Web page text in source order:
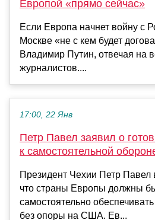
Европой «прямо сейчас»
Если Европа начнет войну с
Москве «не с кем будет
Владимир Путин, отвечая на
журналистов....
17:00, 22 Янв
Петр Павел заявил о
к самостоятельной
Президент Чехии Петр Павел
что страны Европы должны
самостоятельно
без опоры на США. Ев...